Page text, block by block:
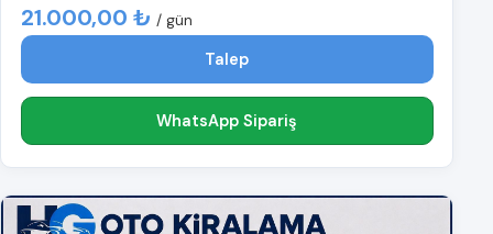
21.000,00 ₺ / gün
Talep
WhatsApp Sipariş